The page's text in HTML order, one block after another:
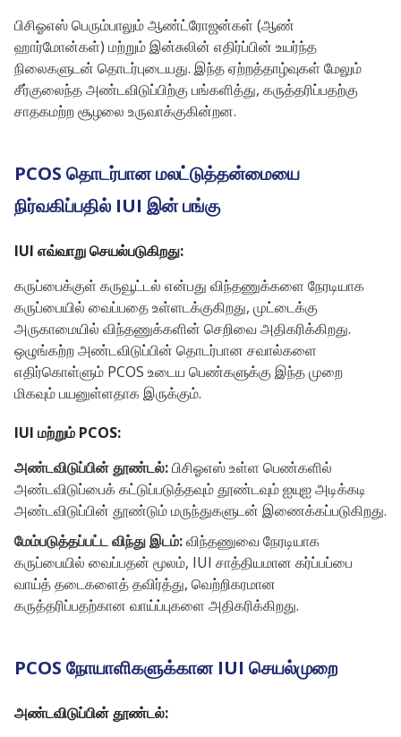
பிசிஓஎஸ் பெரும்பாலும் ஆண்ட்ரோஜன்கள் (ஆண்
ஹார்மோன்கள்) மற்றும் இன்சுலின் எதிர்ப்பின் உயர்ந்த
நிலைகளுடன் தொடர்புடையது. இந்த ஏற்றத்தாழ்வுகள் மேலும்
சீர்குலைந்த அண்டவிடுப்பிற்கு பங்களித்து, கருத்தரிப்பதற்கு
சாதகமற்ற சூழலை உருவாக்குகின்றன.
PCOS தொடர்பான மலட்டுத்தன்மையை
நிர்வகிப்பதில் IUI இன் பங்கு
IUI எவ்வாறு செயல்படுகிறது:
கருப்பைக்குள் கருவூட்டல் என்பது விந்தணுக்களை நேரடியாக
கருப்பையில் வைப்பதை உள்ளடக்குகிறது, முட்டைக்கு
அருகாமையில் விந்தணுக்களின் செறிவை அதிகரிக்கிறது.
ஒழுங்கற்ற அண்டவிடுப்பின் தொடர்பான சவால்களை
எதிர்கொள்ளும் PCOS உடைய பெண்களுக்கு இந்த முறை
மிகவும் பயனுள்ளதாக இருக்கும்.
IUI மற்றும் PCOS:
அண்டவிடுப்பின் தூண்டல்:பிசிஓஎஸ் உள்ள பெண்களில்
அண்டவிடுப்பைக் கட்டுப்படுத்தவும் தூண்டவும் ஐயுஐ அடிக்கடி
அண்டவிடுப்பின் தூண்டும் மருந்துகளுடன் இணைக்கப்படுகிறது.
மேம்படுத்தப்பட்ட விந்து இடம்:விந்தணுவை நேரடியாக
கருப்பையில் வைப்பதன் மூலம், IUI சாத்தியமான கர்ப்பப்பை
வாய்த் தடைகளைத் தவிர்த்து, வெற்றிகரமான
கருத்தரிப்பதற்கான வாய்ப்புகளை அதிகரிக்கிறது.
PCOS நோயாளிகளுக்கான IUI செயல்முறை
அண்டவிடுப்பின் தூண்டல்: